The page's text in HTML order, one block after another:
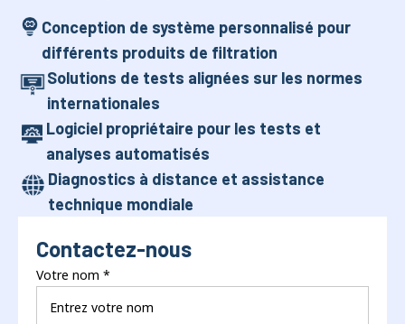
Conception de système personnalisé pour
différents produits de filtration
Solutions de tests alignées sur les normes
internationales
Logiciel propriétaire pour les tests et
analyses automatisés
Diagnostics à distance et assistance
technique mondiale
Contactez-nous
Votre nom *